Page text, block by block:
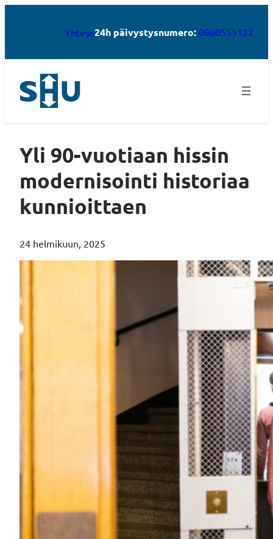
Yhteys24h päivystysnumero: 0800555122
Yli 90-vuotiaan hissin
modernisointi historiaa
kunnioittaen
24 helmikuun, 2025